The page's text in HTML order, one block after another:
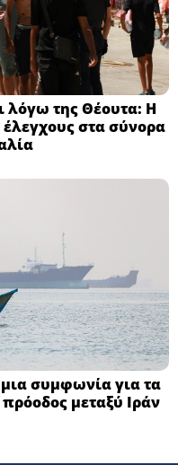
λόγω της Θέουτα: Η
στα σύνορα
συμφωνία για τα
μεταξύ Ιράν